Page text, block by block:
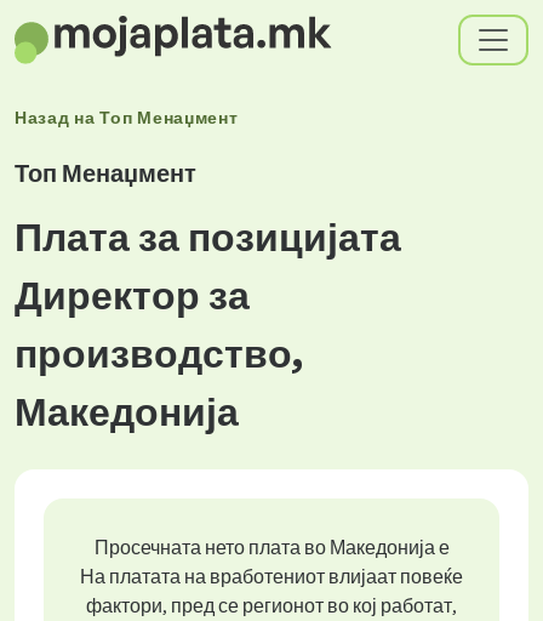
Назад наТоп Менаџмент
Топ Менаџмент
Плата за позицијата
Директор за
производство,
Македонија
Просечната нето плата во Македонија е
На платата на вработениот влијаат повеќе
фактори, пред се регионот во кој работат,